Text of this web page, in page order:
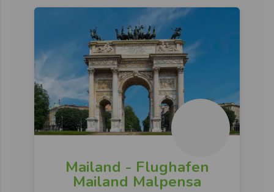
Mailand - Flughafen
Mailand Malpensa